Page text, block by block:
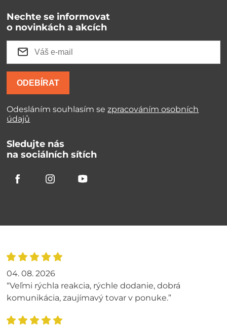
Nechte se informovat
o novinkách a akcích
ODEBÍRAT
Odesláním souhlasím sezpracováním osobních
údajů
Sledujte nás
na sociálních sítích
04. 08. 2026
“Veľmi rýchla reakcia, rýchle dodanie, dobrá
komunikácia, zaujímavý tovar v ponuke.”